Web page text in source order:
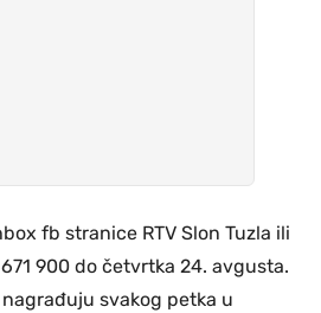
fb stranice RTV Slon Tuzla ili
900 do četvrtka 24. avgusta.
svakog petka u